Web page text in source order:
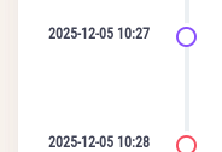
2025-12-05 10:27
2025-12-05 10:28